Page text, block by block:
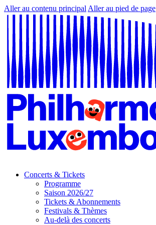
Aller au contenu principal Aller au pied de page
Concerts & Tickets
Programme
Saison 2026/27
Tickets & Abonnements
Festivals & Thèmes
Au-delà des concerts